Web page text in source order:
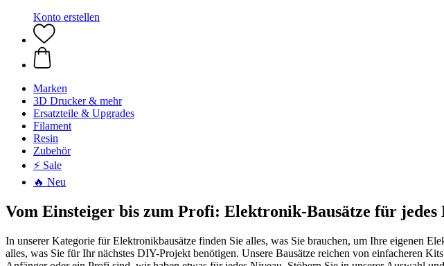
Konto erstellen
Marken
3D Drucker & mehr
Ersatzteile & Upgrades
Filament
Resin
Zubehör
⚡ Sale
🔥 Neu
Vom Einsteiger bis zum Profi: Elektronik-Bausätze für jedes
In unserer Kategorie für Elektronikbausätze finden Sie alles, was Sie brauchen, um Ihre eigenen
alles, was Sie für Ihr nächstes DIY-Projekt benötigen. Unsere Bausätze reichen von einfacheren